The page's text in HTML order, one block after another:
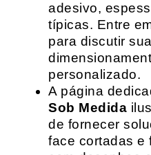
adesivo,
típicas. Entre
para discutir
personalizado.
A página
Sob Medida
de fornecer
face cortadas e